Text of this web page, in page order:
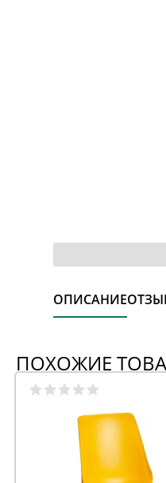
ОПИСАНИЕ
ПОХОЖИЕ